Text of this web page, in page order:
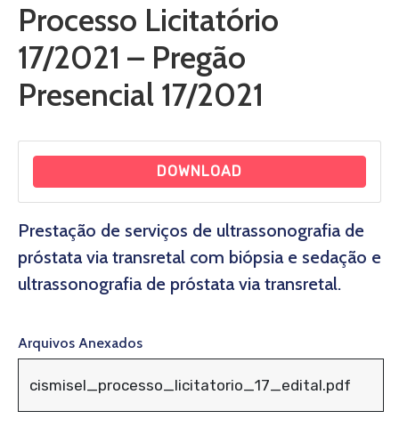
Processo Licitatório
17/2021 – Pregão
Presencial 17/2021
DOWNLOAD
Prestação de serviços de ultrassonografia de
próstata via transretal com biópsia e sedação e
ultrassonografia de próstata via transretal.
Arquivos Anexados
cismisel_processo_licitatorio_17_edital.pdf